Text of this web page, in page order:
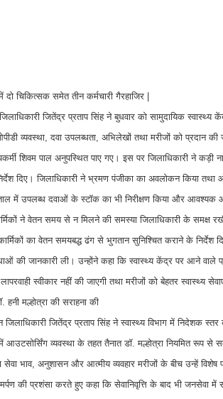
चिकित्सक समेत तीन कर्मचारी गैरहाजिर |
जितेंद्र प्रताप सिंह ने बुधवार को सामुदायिक
व्यवस्था, दवा उपलब्धता, अभिलेखों तथा मरीजों को प्रदान
शिवम पाल अनुपस्थित पाए गए। इस पर जिलाधिकारी ने कड़ी
दिए। जिलाधिकारी ने भ्रमण पंजीका का अवलोकन किया
में उपलब्ध दवाओं के स्टॉक का भी निरीक्षण किया और आवश्यक
ने वेतन समय से न मिलने की समस्या जिलाधिकारी के समक्ष
का वेतन समयबद्ध ढंग से भुगतान सुनिश्चित कराने के निर्देश
की जानकारी ली। उन्होंने कहा कि स्वास्थ्य केंद्र पर आने वाले
स्वीकार नहीं की जाएगी तथा मरीजों को बेहतर स्वास्थ्य
हनी मल्होत्रा की सराहना की
जिलाधिकारी जितेंद्र प्रताप सिंह ने स्वास्थ्य विभाग में निदेशक
आउटसोर्सिंग व्यवस्था के तहत तैनात डॉ. मल्होत्रा नियमित रूप
भाव, अनुशासन और आत्मीय व्यवहार मरीजों के बीच उन्हें विशेष
की प्रशंसा करते हुए कहा कि सेवानिवृत्ति के बाद भी जनसेवा